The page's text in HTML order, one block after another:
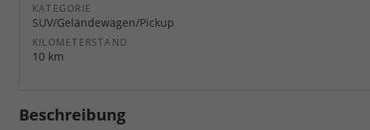
KATEGORIE
SUV/Geländewagen/Pickup
KILOMETERSTAND
10 km
Beschreibung